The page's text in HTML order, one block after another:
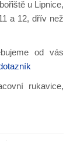
u Lipnice,
a 12, dřív než
od vás
rukavice,